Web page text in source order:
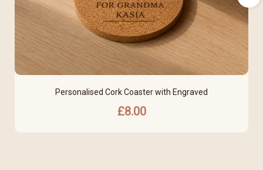
Personalised Cork Coaster with Engraved
£8.00